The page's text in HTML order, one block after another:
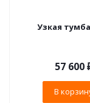
Узкая тумба
57 600
В